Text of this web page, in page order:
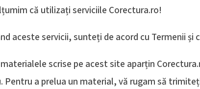
că utilizați serviciile Corectura.ro!
aceste servicii, sunteți de acord cu Termenii și
scrise pe acest site aparțin
Pentru a prelua un material, vă rugam să